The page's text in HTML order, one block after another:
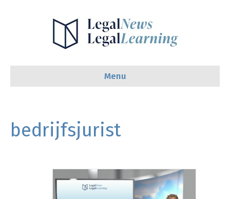
Menu
bedrijfsjurist